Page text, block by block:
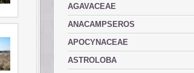
AGAVACEAE
ANACAMPSEROS
APOCYNACEAE
ASTROLOBA